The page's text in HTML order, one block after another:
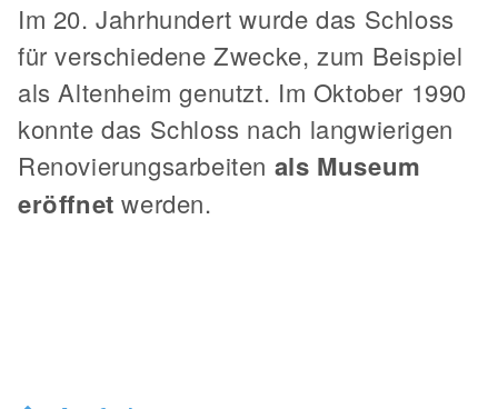
Im 20. Jahrhundert wurde das Schloss
für verschiedene Zwecke, zum Beispiel
als Altenheim genutzt. Im Oktober 1990
konnte das Schloss nach langwierigen
Renovierungsarbeiten als Museum
eröffnetwerden.